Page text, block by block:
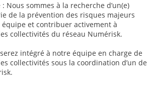
Nous sommes à la recherche d’un(e)
de la prévention des risques majeurs
et contribuer activement à
collectivités du réseau Numérisk.
intégré à notre équipe en charge de
collectivités sous la coordination d’un de